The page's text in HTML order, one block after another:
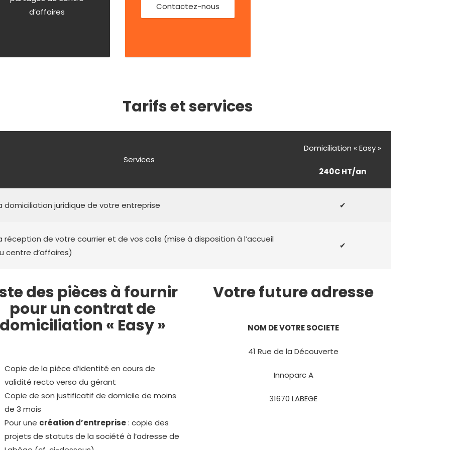
d’affaires
Contactez-nous
Tarifs et services
Services
Domiciliation « Easy »
240€ HT/an
domiciliation juridique de votre entreprise ✔
réception de votre courrier et de vos colis (mise à disposition à l’accueil
centre d’affaires)
✔
des pièces à fournir
pour un contrat de
« Easy »
Copie de la pièce d’identité en cours de
validité recto verso du gérant
Copie de son justificatif de domicile de moins
de 3 mois
Pour une création d’entreprise: copie des
projets de statuts de la société à l’adresse de
Votre future adresse
NOM DE VOTRE SOCIETE
41 Rue de la Découverte
Innoparc A
31670 LABEGE